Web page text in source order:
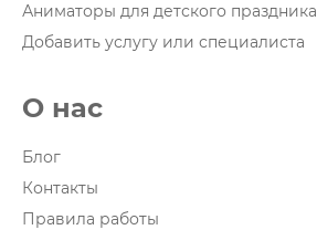
Аниматоры для детского праздника
Добавить услугу или специалиста
О нас
Блог
Контакты
Правила работы